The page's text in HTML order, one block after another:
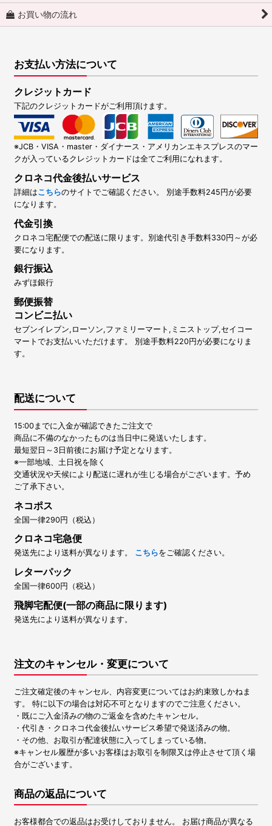
お買い物の流れ
お支払い方法について
クレジットカード
下記のクレジットカードがご利用頂けます。
※JCB・VISA・master・ダイナース・アメリカンエキスプレスのマー
クが入っているクレジットカードは全てご利用になれます。
クロネコ代金後払いサービス
詳細はこちらのサイトでご確認ください。 別途手数料245円が必要
になります。
代金引換
クロネコ宅配便での配送に限ります。別途代引き手数料330円～が必
要になります。
銀行振込
みずほ銀行
郵便振替
コンビニ払い
セブンイレブン,ローソン,ファミリーマート,ミニストップ,セイコー
マートでお支払いいただけます。 別途手数料220円が必要になりま
す。
配送について
15:00までに入金が確認できたご注文で
商品に不備のなかったものは当日中に発送いたします。
最短翌日～3日前後にお届け予定となります。
※一部地域、土日祝を除く
交通状況や天候により配送に遅れが生じる場合がございます。予め
ご了承下さい。
ネコポス
全国一律290円（税込）
クロネコ宅急便
発送先により送料が異なります。 こちらをご確認ください。
レターパック
全国一律600円（税込）
飛脚宅配便(一部の商品に限ります)
発送先により送料が異なります。
注文のキャンセル・変更について
ご注文確定後のキャンセル、内容変更についてはお約束致しかねま
す。 特に以下の場合は対応不可となりますのでご注意ください。
・既にご入金済みの物のご返金を含めたキャンセル。
・代引き・クロネコ代金後払いサービス希望で発送済みの物。
・その他、お取引が配達状態に入ってしまっている物。
※キャンセル履歴が多いお客様はお取引を制限又は停止させて頂く場
合がございます。
商品の返品について
お客様都合での返品はお受けしておりません。 お届け商品が異なる